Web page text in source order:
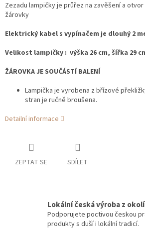
Zezadu lampičky je průřez na zavěšení a
žárovky
Elektrický kabel s vypínačem je dlouhý 2
Velikost lampičky : výška 26 cm, šířka 29
ŽÁROVKA JE SOUČÁSTÍ BALENÍ
Lampička je vyrobena z břízové
stran je ručně broušena.
Detailní informace
ZEPTAT SE SDÍLET
Lokální česká výroba z
Podporujete poctivou českou
produkty s duší i lokální tradicí.